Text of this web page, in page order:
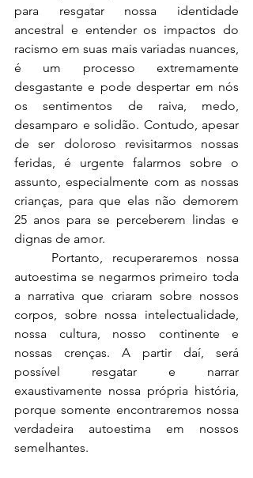
para resgatar nossa identidade
ancestral e entender os impactos do
racismo em suas mais variadas nuances,
é um processo extremamente
desgastante e pode despertar em nós
os sentimentos de raiva, medo,
desamparo e solidão. Contudo, apesar
de ser doloroso revisitarmos nossas
feridas, é urgente falarmos sobre o
assunto, especialmente com as nossas
crianças, para que elas não demorem
25 anos para se perceberem lindas e
dignas de amor.
autoestima se negarmos primeiro toda
a narrativa que criaram sobre nossos
corpos, sobre nossa intelectualidade,
nossa cultura, nosso continente e
nossas crenças. A partir daí, será
possível resgatar e narrar
exaustivamente nossa própria história,
porque somente encontraremos nossa
verdadeira autoestima em nossos
semelhantes.